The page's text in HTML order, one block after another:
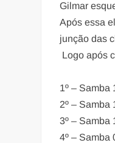
Gilmar
Após essa
junção das
Logo após
1º – Samba
2º –
3º – Samba
4º – Samba